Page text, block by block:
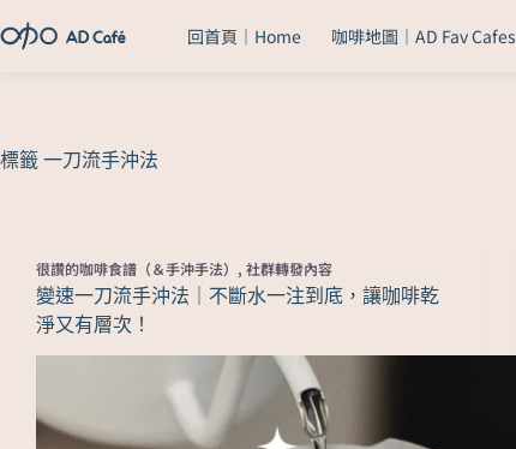
回首頁｜Home 咖啡地圖｜AD Fav Cafes
標籤 一刀流手沖法
很讚的咖啡食譜（＆手沖手法） , 社群轉發內容
變速一刀流手沖法｜不斷水一注到底，讓咖啡乾
淨又有層次！